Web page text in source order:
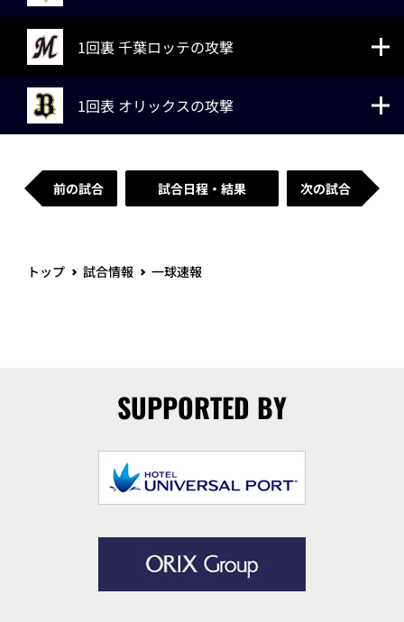
1回裏 千葉ロッテの攻撃
1回表 オリックスの攻撃
前の試合 試合日程・結果 次の試合
トップ 試合情報 一球速報
SUPPORTED BY